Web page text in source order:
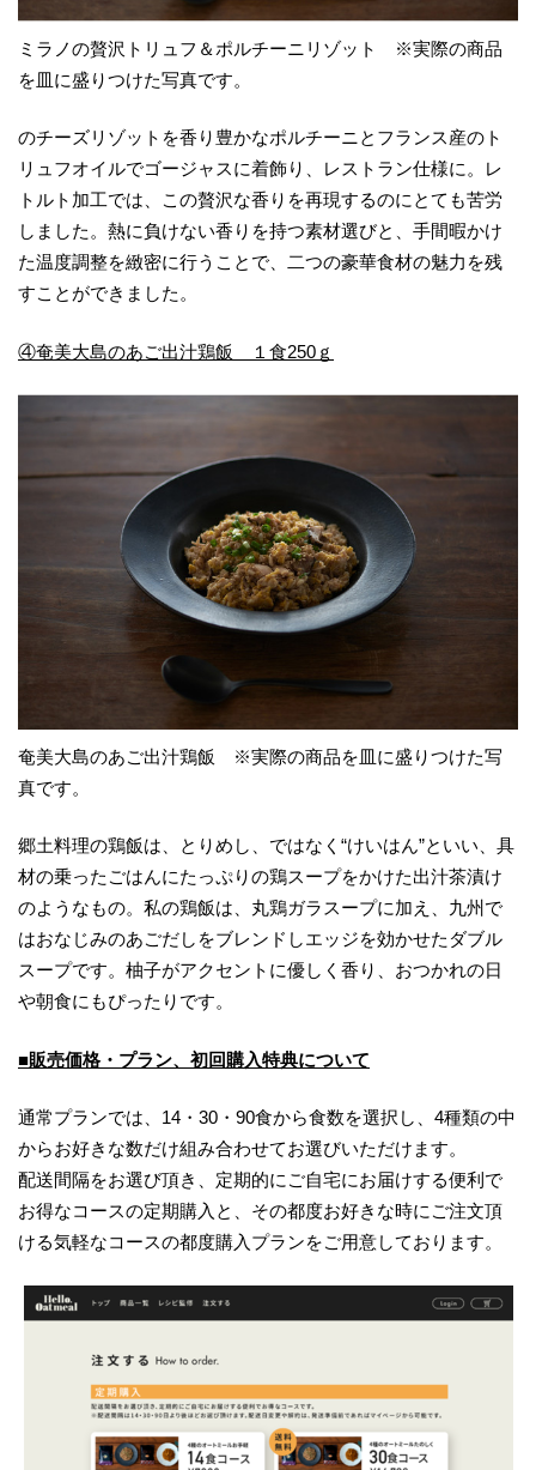
ミラノの贅沢トリュフ＆ポルチーニリゾット ※実際の商品
を皿に盛りつけた写真です。
のチーズリゾットを香り豊かなポルチーニとフランス産のト
リュフオイルでゴージャスに着飾り、レストラン仕様に。レ
トルト加工では、この贅沢な香りを再現するのにとても苦労
しました。熱に負けない香りを持つ素材選びと、手間暇かけ
た温度調整を緻密に行うことで、二つの豪華食材の魅力を残
すことができました。
④奄美大島のあご出汁鶏飯 １食250ｇ
奄美大島のあご出汁鶏飯 ※実際の商品を皿に盛りつけた写
真です。
郷土料理の鶏飯は、とりめし、ではなく“けいはん”といい、具
材の乗ったごはんにたっぷりの鶏スープをかけた出汁茶漬け
のようなもの。私の鶏飯は、丸鶏ガラスープに加え、九州で
はおなじみのあごだしをブレンドしエッジを効かせたダブル
スープです。柚子がアクセントに優しく香り、おつかれの日
や朝食にもぴったりです。
■販売価格・プラン、初回購入特典について
通常プランでは、14・30・90食から食数を選択し、4種類の中
からお好きな数だけ組み合わせてお選びいただけます。
配送間隔をお選び頂き、定期的にご自宅にお届けする便利で
お得なコースの定期購入と、その都度お好きな時にご注文頂
ける気軽なコースの都度購入プランをご用意しております。